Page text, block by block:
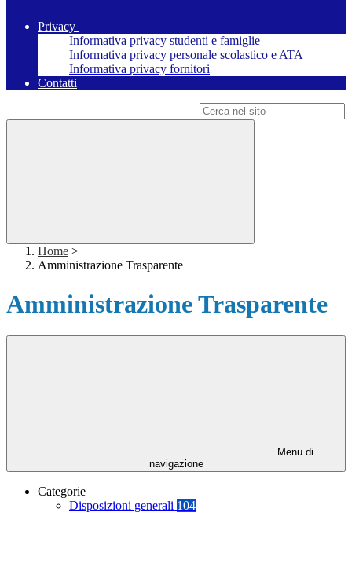
Privacy
Informativa privacy studenti e famiglie
Informativa privacy personale scolastico e ATA
Informativa privacy fornitori
Contatti
Home >
Amministrazione Trasparente
Amministrazione Trasparente
Menu di
navigazione
Categorie
Disposizioni generali 104